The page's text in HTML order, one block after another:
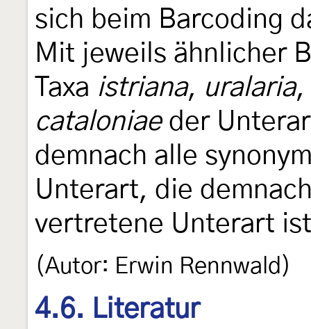
sich beim Barcoding
Mit jeweils ähnlicher
Taxa istriana, uralaria,
cataloniaeder
demnach alle
Unterart, die
vertretene Unterart
(Autor: Erwin Rennwald)
4.6. Literatur